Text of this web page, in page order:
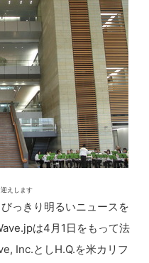
えします
っきり明るいニュースを
は4月1日をもって法
Inc.としH.Q.を米カリフ